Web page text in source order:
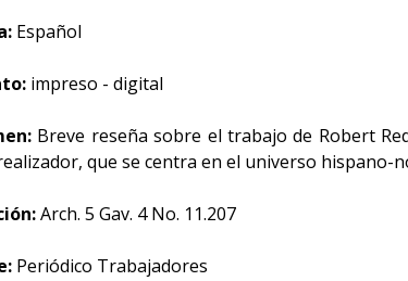
Español
impreso - digital
Breve reseña sobre el trabajo de Robert
que se centra en el universo hispano-
Arch. 5 Gav. 4 No. 11.207
Periódico Trabajadores